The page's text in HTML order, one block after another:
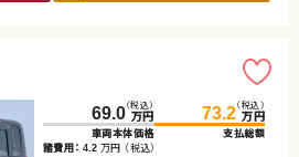
69.0（税込）
万円
車両本体価格
73.2（税込）
万円
支払総額
諸費用： 4.2 万円 （税込）